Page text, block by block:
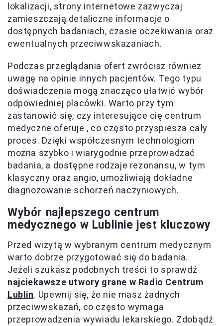
lokalizacji, strony internetowe zazwyczaj
zamieszczają detaliczne informacje o
dostępnych badaniach, czasie oczekiwania oraz
ewentualnych przeciwwskazaniach.
Podczas przeglądania ofert zwrócisz również
uwagę na opinie innych pacjentów. Tego typu
doświadczenia mogą znacząco ułatwić wybór
odpowiedniej placówki. Warto przy tym
zastanowić się, czy interesujące cię centrum
medyczne oferuje , co często przyspiesza cały
proces. Dzięki współczesnym technologiom
można szybko i wiarygodnie przeprowadzać
badania, a dostępne rodzaje rezonansu, w tym
klasyczny oraz angio, umożliwiają dokładne
diagnozowanie schorzeń naczyniowych.
Wybór najlepszego centrum
medycznego w Lublinie jest kluczowy
Przed wizytą w wybranym centrum medycznym
warto dobrze przygotować się do badania.
Jeżeli szukasz podobnych treści to sprawdź
najciekawsze utwory grane w Radio Centrum
Lublin. Upewnij się, że nie masz żadnych
przeciwwskazań, co często wymaga
przeprowadzenia wywiadu lekarskiego. Zdobądź